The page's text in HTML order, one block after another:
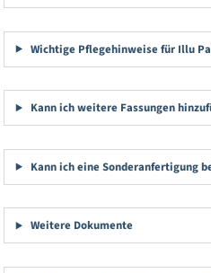
Wichtige Pflegehinweise für Illu
Kann ich weitere Fassungen
Kann ich eine Sonderanfertigung
Weitere Dokumente